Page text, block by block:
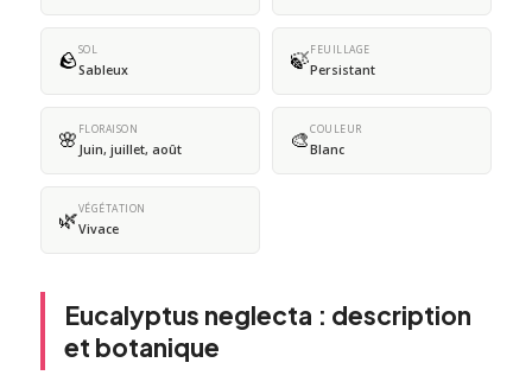
🪨SOL
Sableux 🍃FEUILLAGE
Persistant
🌸 FLORAISON
Juin, juillet, août 🎨COULEUR
Blanc
🌿VÉGÉTATION
Vivace
Eucalyptus neglecta : description
et botanique